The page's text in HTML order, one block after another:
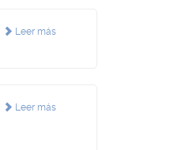
Leer más
Leer más